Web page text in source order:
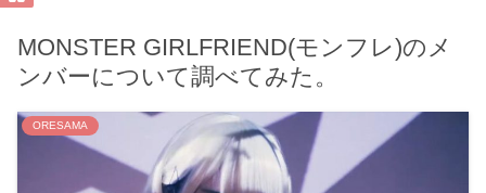
MONSTER GIRLFRIEND(モンフレ)のメ
ンバーについて調べてみた。
ORESAMA